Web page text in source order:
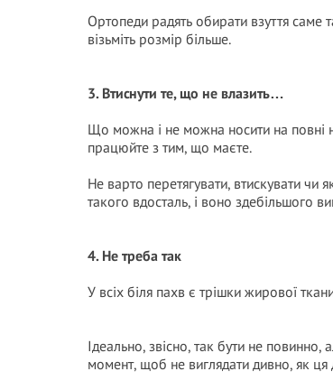
Ортопеди радять обирати взуття саме
візьміть розмір більше.
3. Втиснути те, що не влазить…
Що можна і не можна носити на повні
працюйте з тим, що маєте.
Не варто перетягувати, втискувати чи
такого вдосталь, і воно здебільшого
4. Не треба так
У всіх біля пахв є трішки жирової
Ідеально, звісно, так бути не
момент, щоб не виглядати дивно, як ця